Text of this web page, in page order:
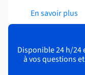
En savoir plus
Disponible 24 h/24
à vos questions